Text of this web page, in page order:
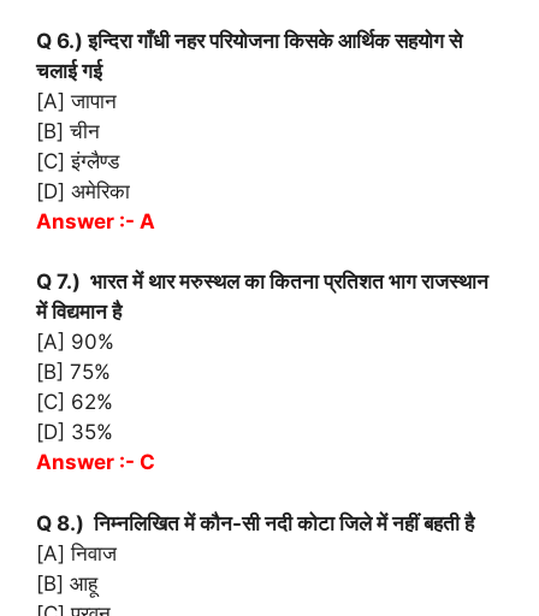
Q 6.) इन्दिरा गाँधी नहर परियोजना किसके आर्थिक सहयोग से
चलाई गई
[A] जापान
[B] चीन
[C] इंग्लैण्ड
[D] अमेरिका
Answer :- A
Q 7.) भारत में थार मरुस्थल का कितना प्रतिशत भाग राजस्थान
में विद्यमान है
[A] 90%
[B] 75%
[C] 62%
[D] 35%
Answer :- C
Q 8.) निम्नलिखित में कौन-सी नदी कोटा जिले में नहीं बहती है
[A] निवाज
[B] आहू